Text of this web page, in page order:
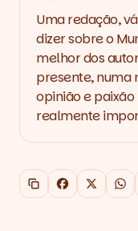
Uma redação,
dizer sobre o
melhor dos
presente, numa
opinião e
realmente
Copiar link
Facebook
X